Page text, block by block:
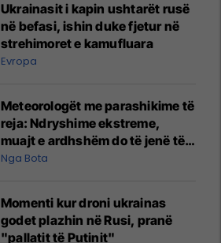
Ukrainasit i kapin ushtarët rusë
në befasi, ishin duke fjetur në
strehimoret e kamufluara
Evropa
Meteorologët me parashikime të
reja: Ndryshime ekstreme,
muajt e ardhshëm do të jenë të
pazakontë
Nga Bota
Momenti kur droni ukrainas
godet plazhin në Rusi, pranë
"pallatit të Putinit"